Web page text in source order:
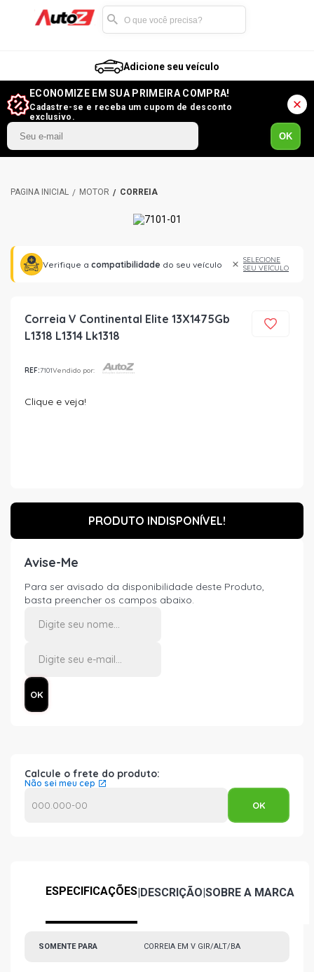
Adicione seu veículo
ECONOMIZE EM SUA PRIMEIRA COMPRA!
Cadastre-se e receba um cupom de desconto
exclusivo.
OK
MOTOR CORREIA
Verifique a compatibilidade do seu veículo
SELECIONE
SEU VEÍCULO
Correia V Continental Elite 13X1475Gb
L1318 L1314 Lk1318
REF:7101Vendido por:
Clique e veja!
PRODUTO INDISPONÍVEL!
Avise-Me
Para ser avisado da disponibilidade deste Produto,
basta preencher os campos abaixo.
Calcule o frete do produto:
Não sei meu cep
ESPECIFICAÇÕES|DESCRIÇÃO|SOBRE A MARCA
SOMENTE PARA CORREIA EM V GIR/ALT/BA